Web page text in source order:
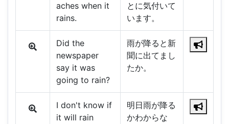
aches when it
rains.
とに気付いて
います。
Did the
newspaper
say it was
going to rain?
雨が降ると新
聞に出てまし
たか。
I don't know if
it will rain
明日雨が降る
かわからな